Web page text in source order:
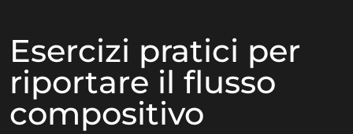
Esercizi pratici per
riportare il flusso
compositivo